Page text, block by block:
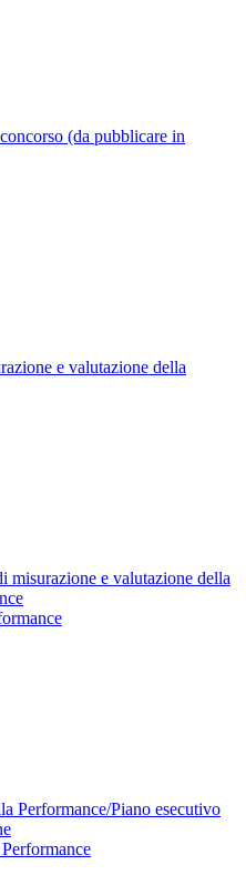
(da pubblicare in
e valutazione della
misurazione e valutazione della
Performance/Piano esecutivo